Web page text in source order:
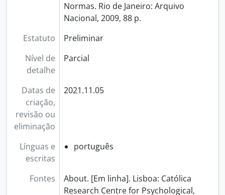
Normas. Rio de Janeiro: Arquivo
Nacional, 2009, 88 p.
Estatuto
Preliminar
Nível de
detalhe
Parcial
Datas de
criação,
revisão ou
eliminação
2021.11.05
Línguas e
escritas
português
Fontes
About. [Em linha]. Lisboa: Católica
Research Centre for Psychological,